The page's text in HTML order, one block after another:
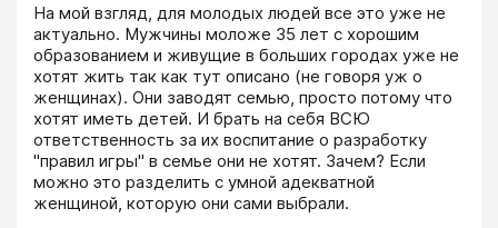
На мой взгляд, для молодых людей все это уже не
актуально. Мужчины моложе 35 лет с хорошим
образованием и живущие в больших городах уже не
хотят жить так как тут описано (не говоря уж о
женщинах). Они заводят семью, просто потому что
хотят иметь детей. И брать на себя ВСЮ
ответственность за их воспитание о разработку
"правил игры" в семье они не хотят. Зачем? Если
можно это разделить с умной адекватной
женщиной, которую они сами выбрали.